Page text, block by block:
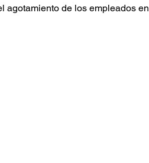
agotamiento de los empleados en